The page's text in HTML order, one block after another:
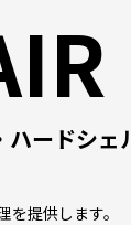
ハードシェ
提供します。